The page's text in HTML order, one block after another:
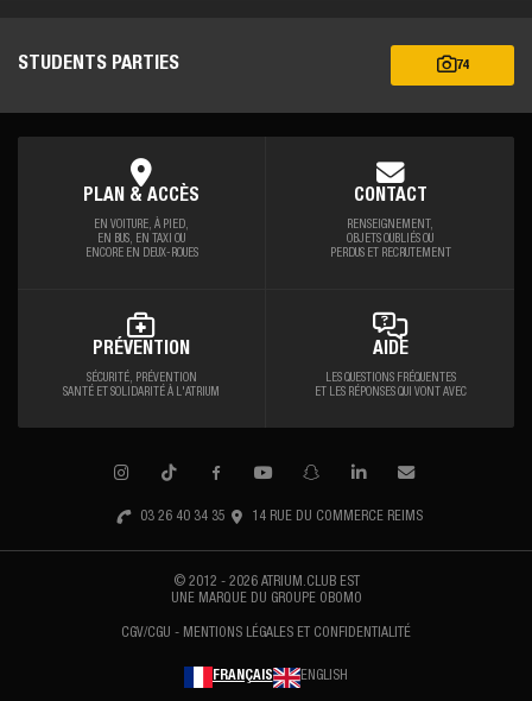
STUDENTS PARTIES 74
PLAN & ACCÈS
EN VOITURE, À PIED,
EN BUS, EN TAXI OU
ENCORE EN DEUX-ROUES
CONTACT
RENSEIGNEMENT,
OBJETS OUBLIÉS OU
PERDUS ET RECRUTEMENT
PRÉVENTION
SÉCURITÉ, PRÉVENTION
SANTÉ ET SOLIDARITÉ À L'ATRIUM
AIDE
LES QUESTIONS FRÉQUENTES
ET LES RÉPONSES QUI VONT AVEC
03 26 40 34 35 14 RUE DU COMMERCE REIMS
© 2012 - 2026 ATRIUM.CLUB EST
UNE MARQUE DU GROUPE OBOMO
CGV/CGU MENTIONS LÉGALES ET CONFIDENTIALITÉ
FRANÇAIS ENGLISH